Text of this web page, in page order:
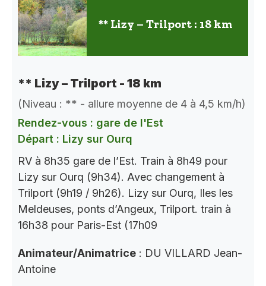
** Lizy – Trilport : 18 km
** Lizy – Trilport - 18 km
(Niveau : ** - allure moyenne de 4 à 4,5 km/h)
Rendez-vous : gare de l'Est
Départ : Lizy sur Ourq
RV à 8h35 gare de l’Est. Train à 8h49 pour
Lizy sur Ourq (9h34). Avec changement à
Trilport (9h19 / 9h26). Lizy sur Ourq, Iles les
Meldeuses, ponts d’Angeux, Trilport. train à
16h38 pour Paris-Est (17h09
Animateur/Animatrice : DU VILLARD Jean-
Antoine